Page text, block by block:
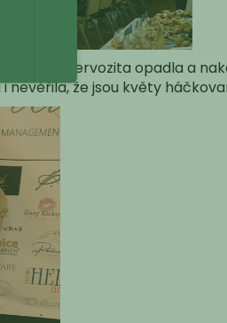
nervozita opadla a
že jsou květy